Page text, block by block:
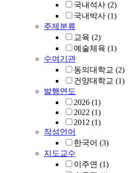
국내석사 (2)
국내박사 (1)
주제분류
교육 (2)
예술체육 (1)
수여기관
동의대학교 (2)
건양대학교 (1)
발행연도
2026 (1)
2022 (1)
2012 (1)
작성언어
한국어 (3)
지도교수
이주연 (1)